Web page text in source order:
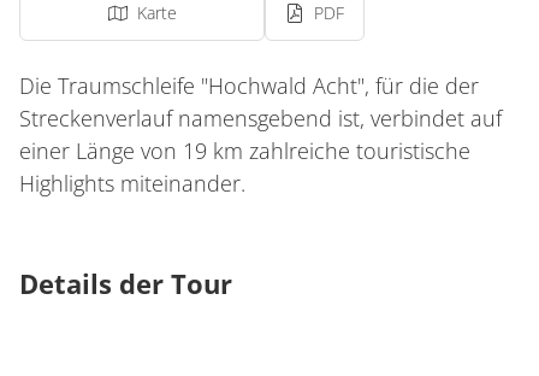
Karte PDF
Die Traumschleife "Hochwald Acht", für die der
Streckenverlauf namensgebend ist, verbindet auf
einer Länge von 19 km zahlreiche touristische
Highlights miteinander.
Details der Tour